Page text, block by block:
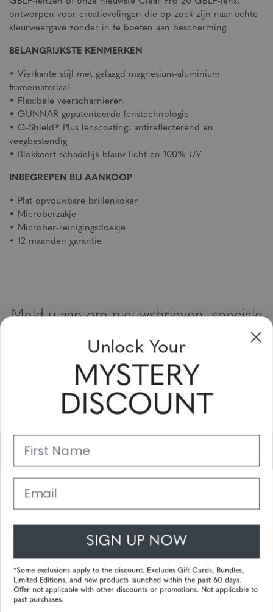
ontworpen voor creatievelingen die op zoek zijn naar echte
kleurweergave zonder in te boeten aan bescherming.
BELANGRIJKSTE KENMERKEN
• Vierkante stijl met gelaagd magnesium-aluminium
framemateriaal
• Flexibele veerscharnieren
• GUNNAR gepatenteerde lenstechnologie
• G-Shield® Plus lenscoating: antireflecterend en
veegbestendig
• Blokkeert schadelijk blauw licht en 100% UV
INBEGREPEN BIJ AANKOOP
• Plat opvouwbare brillenkoker
• Microberzakje
• Microber-reinigingsdoekje
• 12 maanden garantie
Meld u aan om nieuwsbrieven, speciale
aanbiedingen en kortingsbonnen te
ontvangen
Vul uw email adres in en schrijf u in!
Support
Powered byTecframe ERP
Unlock Your
MYSTERY
DISCOUNT
First Name
Email
SIGN UP NOW
*Some exclusions apply to the discount. Excludes Gift Cards, Bundles,
Limited Editions, and new products launched within the past 60 days.
Offer not applicable with other discounts or promotions. Not applicable to
past purchases.